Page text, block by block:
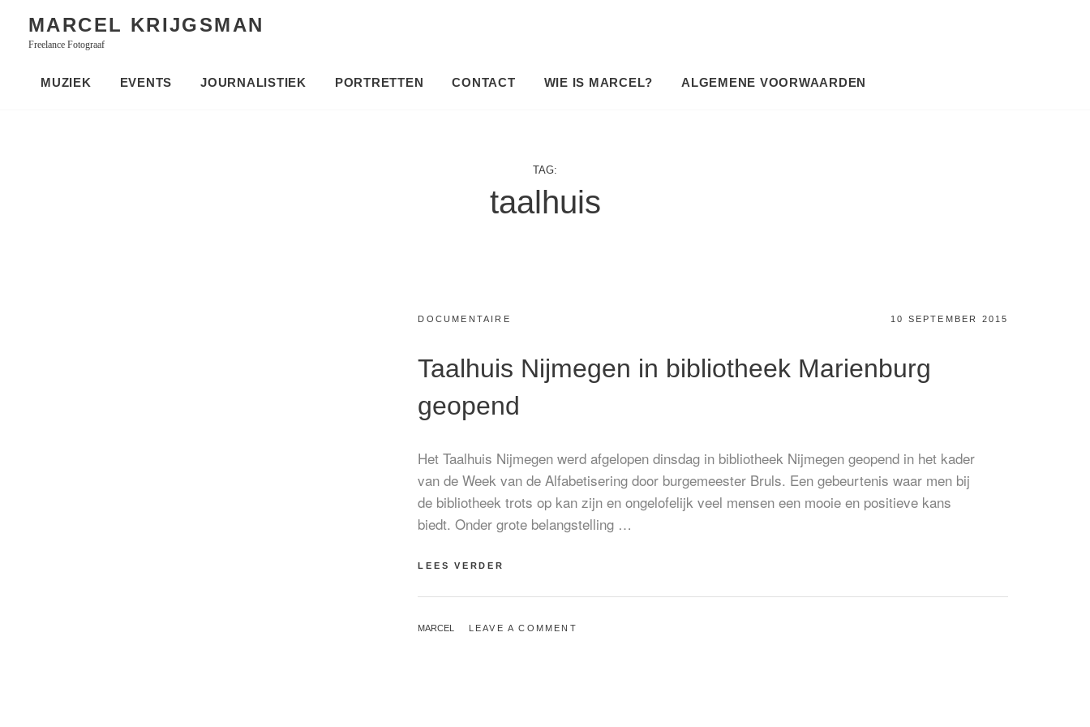
content
MARCEL KRIJGSMAN
Freelance Fotograaf
MUZIEK EVENTS JOURNALISTIEK PORTRETTEN CONTACT WIE IS MARCEL? ALGEMENE VOORWAARDEN
TAG:
taalhuis
CATEGORIES:
DOCUMENTAIRE
GEPLAATST
10 SEPTEMBER 2015
Taalhuis Nijmegen in bibliotheek Marienburg
geopend
Het Taalhuis Nijmegen werd afgelopen dinsdag in bibliotheek Nijmegen geopend in het kader
van de Week van de Alfabetisering door burgemeester Bruls. Een gebeurtenis waar men bij
de bibliotheek trots op kan zijn en ongelofelijk veel mensen een mooie en positieve kans
biedt. Onder grote belangstelling …
LEES VERDER
IN
MARIENBURG
BY
MARCEL LEAVE A COMMENT